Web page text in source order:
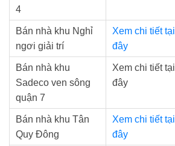
4
Bán nhà khu Nghỉ
ngơi giải trí
Xem chi tiết tại
đây
Bán nhà khu
Sadeco ven sông
quận 7
Xem chi tiết tại
đây
Bán nhà khu Tân
Quy Đông
Xem chi tiết tại
đây